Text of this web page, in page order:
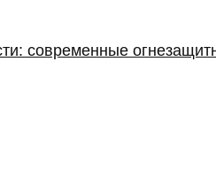
современные